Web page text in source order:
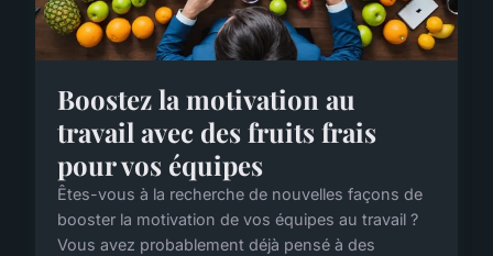
Boostez la motivation au
travail avec des fruits frais
pour vos équipes
Êtes-vous à la recherche de nouvelles façons de
booster la motivation de vos équipes au travail ?
Vous avez probablement déjà pensé à des